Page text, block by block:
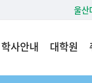
울산
학사안내 대학원